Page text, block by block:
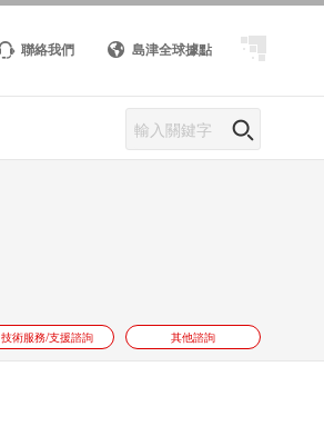
聯絡我們 島津全球據點
技術服務/支援諮詢 其他諮詢